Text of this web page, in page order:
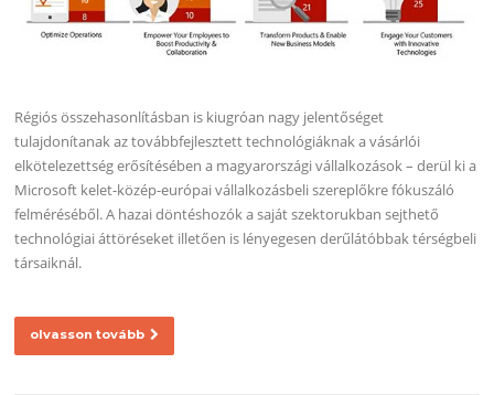
Régiós összehasonlításban is kiugróan nagy jelentőséget
tulajdonítanak az továbbfejlesztett technológiáknak a vásárlói
elkötelezettség erősítésében a magyarországi vállalkozások – derül ki a
Microsoft kelet-közép-európai vállalkozásbeli szereplőkre fókuszáló
felméréséből. A hazai döntéshozók a saját szektorukban sejthető
technológiai áttöréseket illetően is lényegesen derűlátóbbak térségbeli
társaiknál.
olvasson tovább